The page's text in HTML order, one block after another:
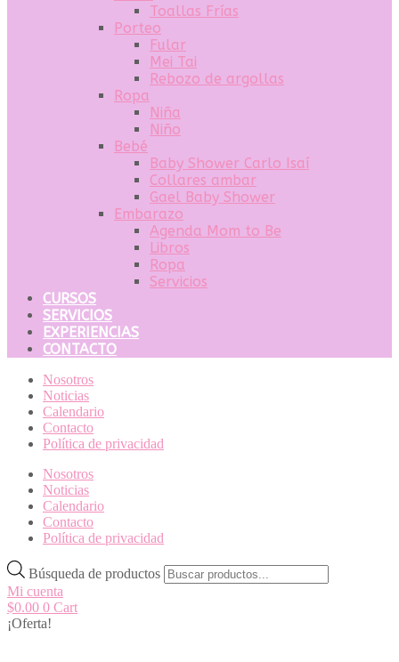
Toallas Frías
Porteo
Fular
Mei Tai
Rebozo de argollas
Ropa
Niña
Niño
Bebé
Baby Shower Carlo Isaí
Collares ambar
Gael Baby Shower
Embarazo
Agenda Mom to Be
Libros
Ropa
Servicios
CURSOS
SERVICIOS
EXPERIENCIAS
CONTACTO
Nosotros
Noticias
Calendario
Contacto
Política de privacidad
Nosotros
Noticias
Calendario
Contacto
Política de privacidad
Búsqueda de productos
Mi cuenta
$0.00 0 Cart
¡Oferta!